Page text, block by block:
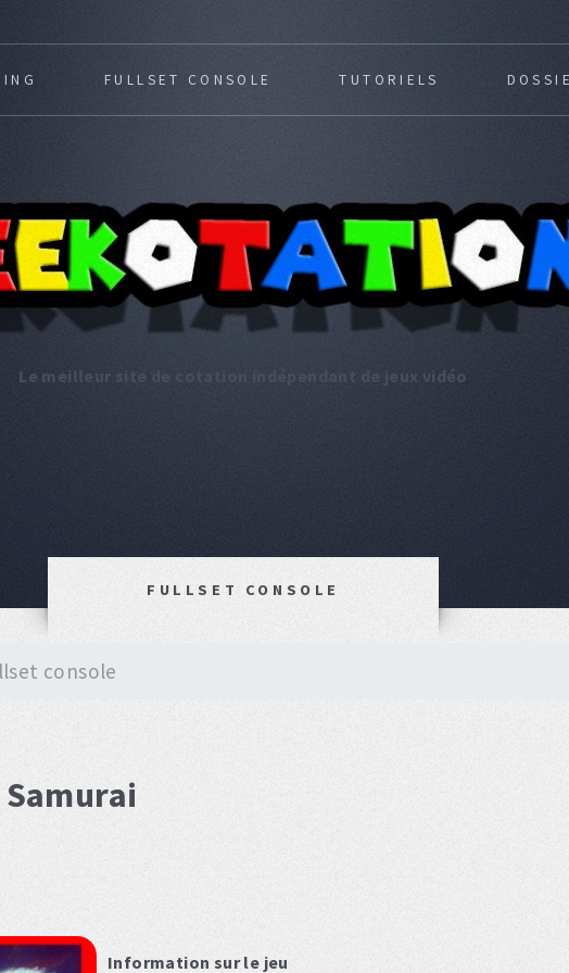
Le meilleur site de cotation indépendant de jeux vidéo
FULLSET CONSOLE TUTORIELS
FULLSET CONSOLE
console
Information sur le jeu